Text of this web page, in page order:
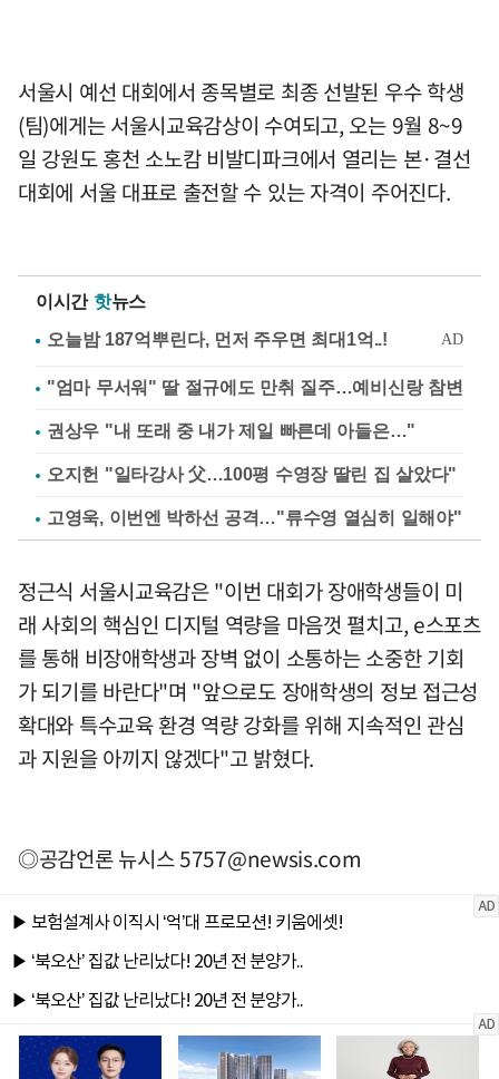
서울시 예선 대회에서 종목별로 최종 선발된 우수 학생
(팀)에게는 서울시교육감상이 수여되고, 오는 9월 8~9
일 강원도 홍천 소노캄 비발디파크에서 열리는 본·결선
대회에 서울 대표로 출전할 수 있는 자격이 주어진다.
이시간 핫뉴스
"엄마 무서워" 딸 절규에도 만취 질주…예비신랑 참변
권상우 "내 또래 중 내가 제일 빠른데 아들은…"
오지헌 "일타강사 父…100평 수영장 딸린 집 살았다"
고영욱, 이번엔 박하선 공격…"류수영 열심히 일해야"
정근식 서울시교육감은 "이번 대회가 장애학생들이 미
래 사회의 핵심인 디지털 역량을 마음껏 펼치고, e스포츠
를 통해 비장애학생과 장벽 없이 소통하는 소중한 기회
가 되기를 바란다"며 "앞으로도 장애학생의 정보 접근성
확대와 특수교육 환경 역량 강화를 위해 지속적인 관심
과 지원을 아끼지 않겠다"고 밝혔다.
◎공감언론 뉴시스5757@newsis.com